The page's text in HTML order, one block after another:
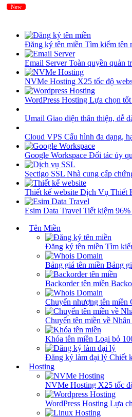
Đăng ký tên miền Tìm kiếm tên
Email ServerToàn quyền quản
NVMe Hosting X25 tốc độ
WordPress Hosting Lựa chọn tốt
Umail Giao diện thân thiện, dễ
Cloud VPS Cấu hình đa dạng,
Google Workspace Đối tác ủy
Sectigo SSL Nhà cung cấp
Thiết kế website Dịch Vụ Thiết
Esim Data Travel Tiết kiệm
Tên Miền
Đăng ký tên miền Tìm
Bảng giá tên miền Bảng
Backorder tên miền
Chuyển nhượng tên miền
Chuyển tên miền về Nhân
Khóa tên miền Loại bỏ
Đăng ký làm đại lý Chiết
Hosting
NVMe Hosting X25 tốc
WordPress Hosting Lựa
New
New